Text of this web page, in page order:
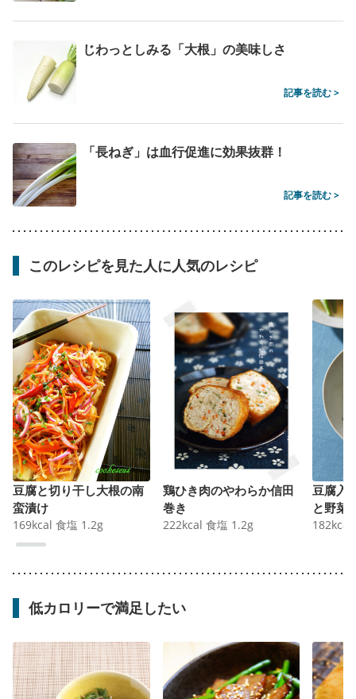
じわっとしみる「大根」の美味しさ
記事を読む >
「長ねぎ」は血行促進に効果抜群！
記事を読む >
このレシピを見た人に人気のレシピ
豆腐と切り干し大根の南
蛮漬け
169kcal 食塩 1.2g
鶏ひき肉のやわらか信田
巻き
222kcal 食塩 1.2g
豆腐入
と野菜
182kcal
低カロリーで満足したい